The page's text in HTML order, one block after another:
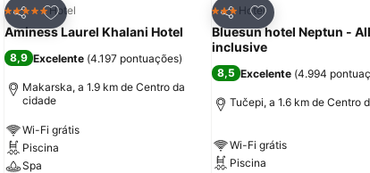
Partilhar
Adicionar aos favoritos
5 EstrelasHotel
Aminess Laurel Khalani Hotel
8,9 Excelente (4.197 pontuações)
Makarska, a 1.9 km de Centro da
cidade
Wi-Fi grátis
Piscina
Spa
Partilhar
Adicionar aos
3 Estrelas
Hotel
Bluesun hotel Neptun - All
inclusive
8,5 Excelente (4.994
Tučepi, a 1.6 km de Centro
Wi-Fi grátis
Piscina